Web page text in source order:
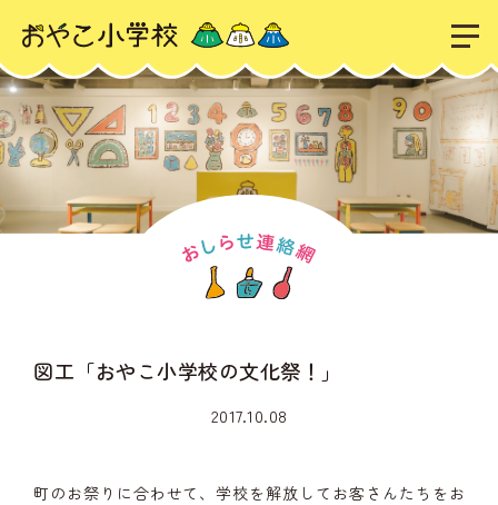
図工「おやこ小学校の文化祭！」
2017.10.08
町のお祭りに合わせて、学校を解放してお客さんたちをお